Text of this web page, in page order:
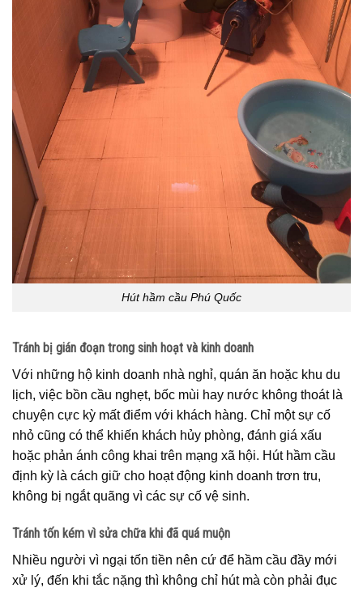
Hút hầm cầu Phú Quốc
Tránh bị gián đoạn trong sinh hoạt và kinh doanh
Với những hộ kinh doanh nhà nghỉ, quán ăn hoặc khu du
lịch, việc bồn cầu nghẹt, bốc mùi hay nước không thoát là
chuyện cực kỳ mất điểm với khách hàng. Chỉ một sự cố
nhỏ cũng có thể khiến khách hủy phòng, đánh giá xấu
hoặc phản ánh công khai trên mạng xã hội. Hút hầm cầu
định kỳ là cách giữ cho hoạt động kinh doanh trơn tru,
không bị ngắt quãng vì các sự cố vệ sinh.
Tránh tốn kém vì sửa chữa khi đã quá muộn
Nhiều người vì ngại tốn tiền nên cứ để hầm cầu đầy mới
xử lý, đến khi tắc nặng thì không chỉ hút mà còn phải đục